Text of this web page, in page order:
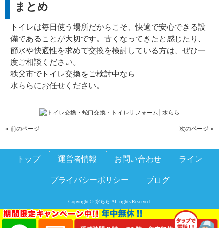
まとめ
トイレは毎日使う場所だからこそ、快適で安心できる設
備であることが大切です。古くなってきたと感じたり、
節水や快適性を求めて交換を検討している方は、ぜひ一
度ご相談ください。
秩父市でトイレ交換をご検討中なら――
水ららにお任せください。
« 前のページ 次のページ »
トップ 運営者情報 お問い合わせ ライン
プライバシーポリシー ブログ
Copyright © 水らら All rights Reserved.